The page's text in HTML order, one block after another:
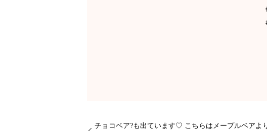
チョコベア?も出ています♡ こちらはメープルベアよ